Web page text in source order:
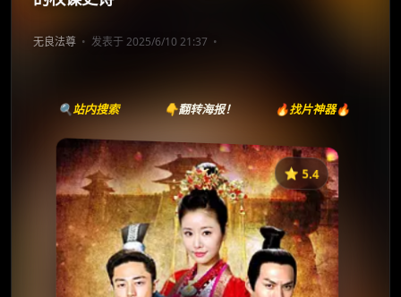
无良法尊 发表于 2025/6/10 21:37
🔍站内搜索 👇翻转海报！ 🔥找片神器🔥
⭐️ 5.4
《倾世皇妃》
⭐
收藏
⭐️ 评分：5.4 | 🎬 2011年
✅ 已完结
夸克网盘